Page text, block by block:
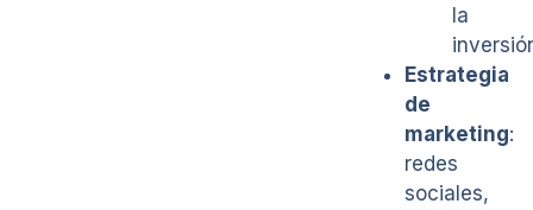
la
Estrategia
de
marketing:
redes
sociales,